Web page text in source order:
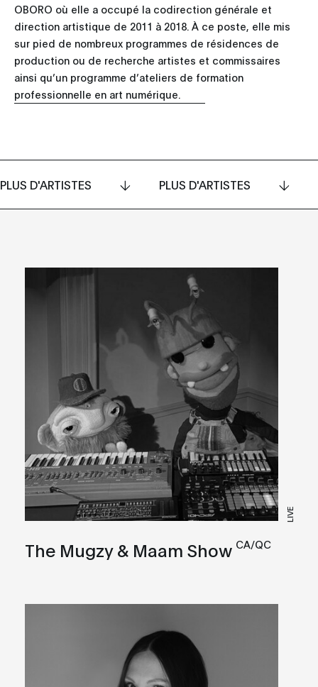
OBORO où elle a occupé la codirection générale et
direction artistique de 2011 à 2018. À ce poste, elle mis
sur pied de nombreux programmes de résidences de
production ou de recherche artistes et commissaires
ainsi qu’un programme d’ateliers de formation
professionnelle en art numérique.
PLUS D'ARTISTES PLUS D'ARTISTES
LIVE
The Mugzy & Maam Show CA/QC